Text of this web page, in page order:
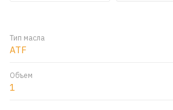
Тип масла
ATF
Объем
1